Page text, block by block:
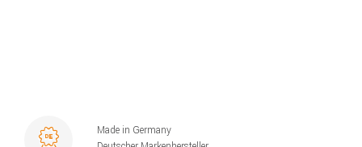
Made in Germany